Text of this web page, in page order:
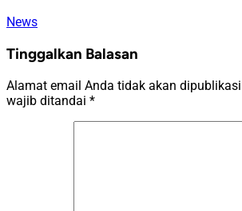
News
Tinggalkan Balasan
Alamat email Anda tidak akan
wajib ditandai *